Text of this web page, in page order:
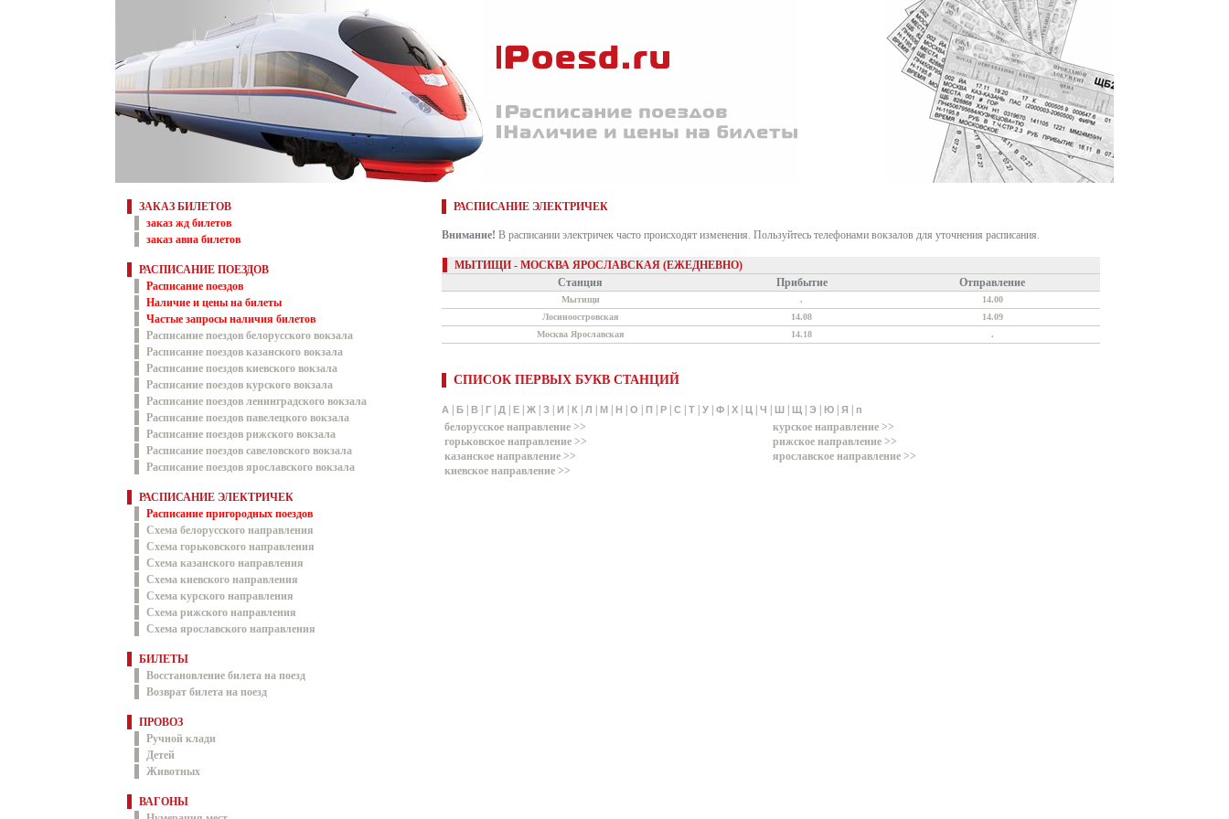
ЗАКАЗ БИЛЕТОВ
заказ жд билетов
заказ авиа билетов
РАСПИСАНИЕ ПОЕЗДОВ
Расписание поездов
Наличие и цены на билеты
Частые запросы наличия билетов
Расписание поездов белорусского вокзала
Расписание поездов казанского вокзала
Расписание поездов киевского вокзала
Расписание поездов курского вокзала
Расписание поездов ленинградского вокзала
Расписание поездов павелецкого вокзала
Расписание поездов рижского вокзала
Расписание поездов савеловского вокзала
Расписание поездов ярославского вокзала
РАСПИСАНИЕ ЭЛЕКТРИЧЕК
Расписание пригородных поездов
Схема белорусского направления
Схема горьковского направления
Схема казанского направления
Схема киевского направления
Схема курского направления
Схема рижского направления
Схема ярославского направления
БИЛЕТЫ
Восстановление билета на поезд
Возврат билета на поезд
ПРОВОЗ
Ручной клади
Детей
Животных
ВАГОНЫ
РАСПИСАНИЕ ЭЛЕКТРИЧЕК
Внимание! В расписании электричек часто происходят изменения. Пользуйтесь телефонами вокзалов для уточнения расписания.
МЫТИЩИ - МОСКВА ЯРОСЛАВСКАЯ (ЕЖЕДНЕВНО)
Станция
Прибытие Отправление
Мытищи .
14.00
Лосиноостровская
14.08
14.09
Москва Ярославская
14.18 .
СПИСОК ПЕРВЫХ БУКВ СТАНЦИЙ
А Б В Г Д Е Ж З И К Л М Н О П Р С Т У Ф Х Ц Ч Ш Щ Э Ю Я п
белорусское направление >>
горьковское направление >>
казанское направление >>
киевское направление >>
курское направление >>
рижское направление >>
ярославское направление >>